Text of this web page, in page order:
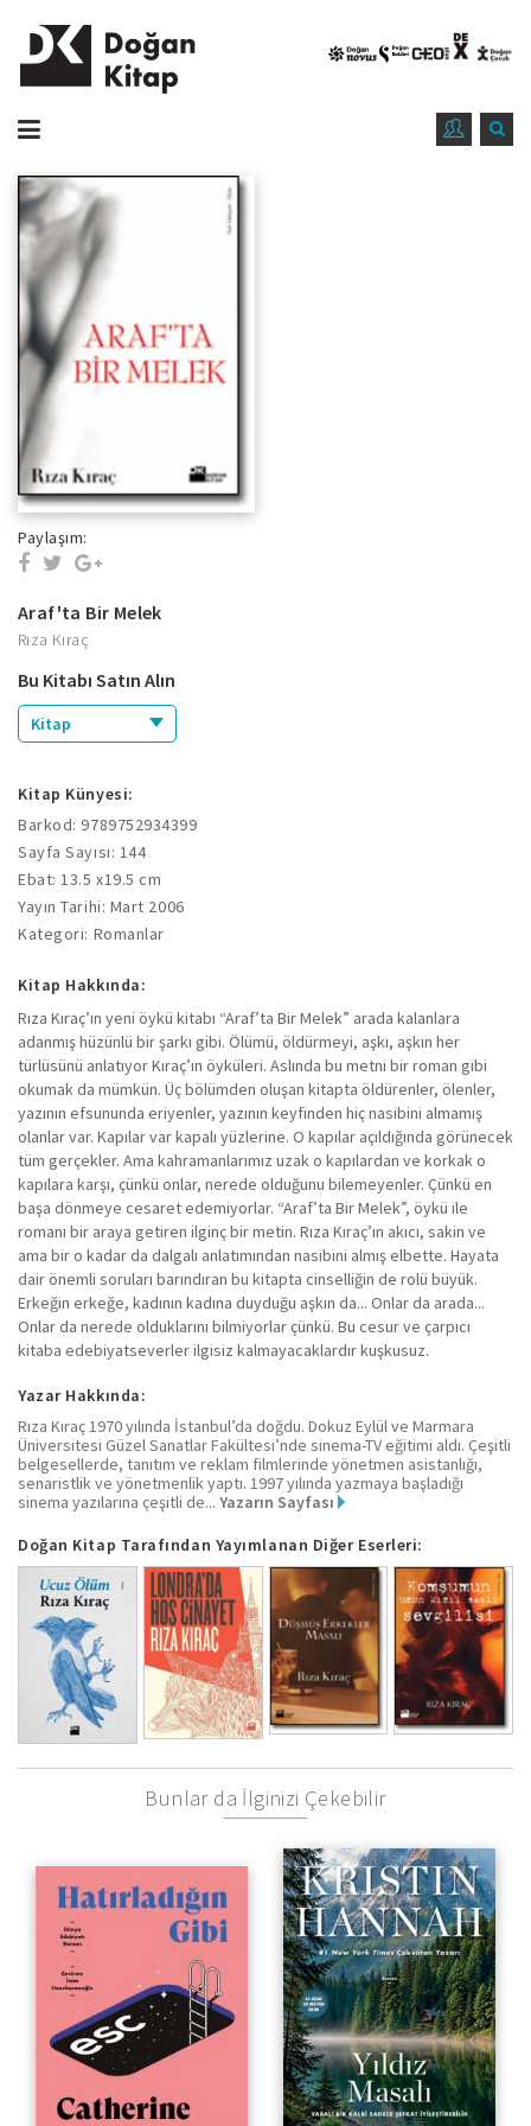
Paylaşım:
Araf'ta Bir Melek
Rıza Kıraç
Bu Kitabı Satın Alın
Kitap
Kitap Künyesi:
Barkod: 9789752934399
Sayfa Sayısı: 144
Ebat: 13.5 x19.5 cm
Yayın Tarihi: Mart 2006
Kategori: Romanlar
Kitap Hakkında:
Rıza Kıraç’ın yeni öykü kitabı “Araf’ta Bir Melek” arada kalanlara
adanmış hüzünlü bir şarkı gibi. Ölümü, öldürmeyi, aşkı, aşkın her
türlüsünü anlatıyor Kıraç’ın öyküleri. Aslında bu metni bir roman gibi
okumak da mümkün. Üç bölümden oluşan kitapta öldürenler, ölenler,
yazının efsununda eriyenler, yazının keyfinden hiç nasibini almamış
olanlar var. Kapılar var kapalı yüzlerine. O kapılar açıldığında görünecek
tüm gerçekler. Ama kahramanlarımız uzak o kapılardan ve korkak o
kapılara karşı, çünkü onlar, nerede olduğunu bilemeyenler. Çünkü en
başa dönmeye cesaret edemiyorlar. “Araf’ta Bir Melek”, öykü ile
romanı bir araya getiren ilginç bir metin. Rıza Kıraç’ın akıcı, sakin ve
ama bir o kadar da dalgalı anlatımından nasibini almış elbette. Hayata
dair önemli soruları barındıran bu kitapta cinselliğin de rolü büyük.
Erkeğin erkeğe, kadının kadına duyduğu aşkın da... Onlar da arada...
Onlar da nerede olduklarını bilmiyorlar çünkü. Bu cesur ve çarpıcı
kitaba edebiyatseverler ilgisiz kalmayacaklardır kuşkusuz.
Yazar Hakkında:
Rıza Kıraç 1970 yılında İstanbul’da doğdu. Dokuz Eylül ve Marmara
Üniversitesi Güzel Sanatlar Fakültesi’nde sinema-TV eğitimi aldı. Çeşitli
belgesellerde, tanıtım ve reklam filmlerinde yönetmen asistanlığı,
senaristlik ve yönetmenlik yaptı. 1997 yılında yazmaya başladığı
sinema yazılarına çeşitli de... Yazarın Sayfası
Doğan Kitap Tarafından Yayımlanan Diğer Eserleri:
Bunlar da İlginizi Çekebilir